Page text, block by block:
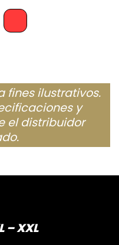
fines ilustrativos.
y
el distribuidor
– XXL